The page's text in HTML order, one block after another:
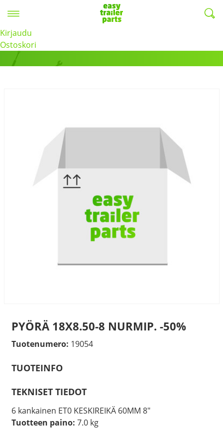
Kirjaudu
Ostoskori
Tuotteet
PYÖRÄ 18X8.50-8 NURMIP. -50%
Tuotenumero: 19054
TUOTEINFO
TEKNISET TIEDOT
6 kankainen ET0 KESKIREIKÄ 60MM 8"
Tuotteen paino: 7.0 kg